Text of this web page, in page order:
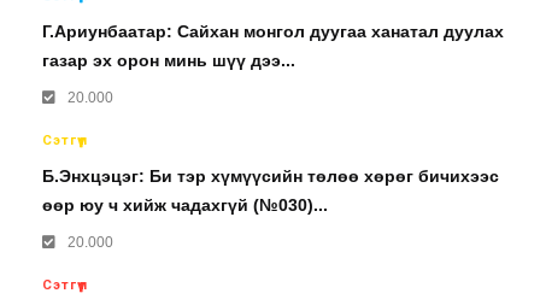
Г.Ариунбаатар: Сайхан монгол дуугаа ханатал дуулах
газар эх орон минь шүү дээ...
20.000
Сэтгүүл
Б.Энхцэцэг: Би тэр хүмүүсийн төлөө хөрөг бичихээс
өөр юу ч хийж чадахгүй (№030)...
20.000
Сэтгүүл